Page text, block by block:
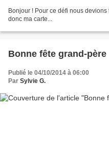
Bonjour ! Pour ce défi nous devions
donc ma carte...
Bonne fête grand-père
Publié le 04/10/2014 à 06:00
Par Sylvie G.